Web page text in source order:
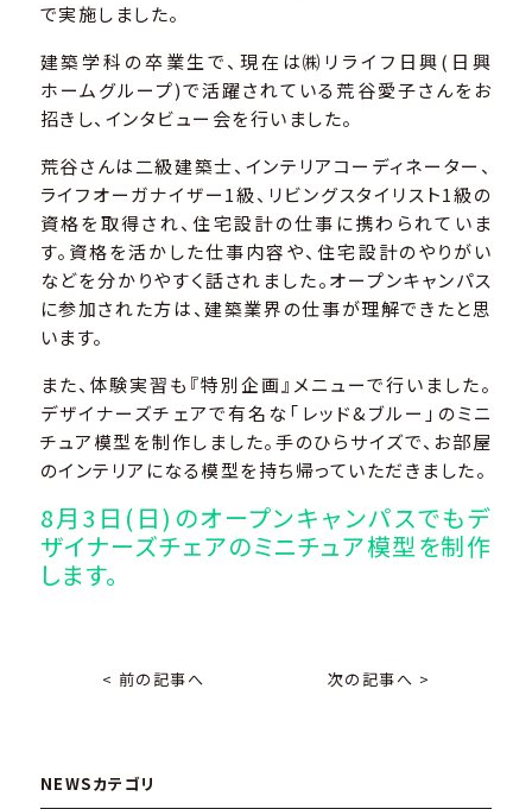
で実施しました。
建築学科の卒業生で、現在は㈱リライフ日興(日興
ホームグループ)で活躍されている荒谷愛子さんをお
招きし、インタビュー会を行いました。
荒谷さんは二級建築士、インテリアコーディネーター、
ライフオーガナイザー1級、リビングスタイリスト1級の
資格を取得され、住宅設計の仕事に携わられていま
す。資格を活かした仕事内容や、住宅設計のやりがい
などを分かりやすく話されました。オープンキャンパス
に参加された方は、建築業界の仕事が理解できたと思
います。
また、体験実習も『特別企画』メニューで行いました。
デザイナーズチェアで有名な「レッド&ブルー」のミニ
チュア模型を制作しました。手のひらサイズで、お部屋
のインテリアになる模型を持ち帰っていただきました。
8月3日(日)のオープンキャンパスでもデ
ザイナーズチェアのミニチュア模型を制作
します。
< 前の記事へ 次の記事へ >
NEWSカテゴリ